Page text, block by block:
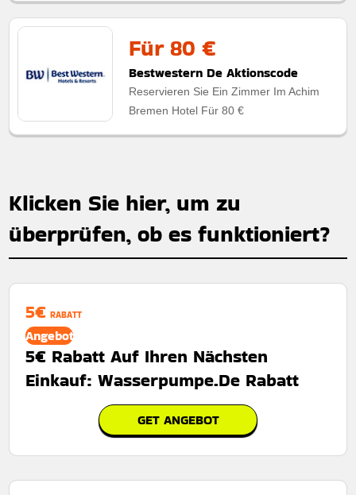
Für 80 €
Bestwestern De Aktionscode
Reservieren Sie Ein Zimmer Im Achim
Bremen Hotel Für 80 €
Klicken Sie hier, um zu
überprüfen, ob es funktioniert?
5€ RABATT
Angebot
5€ Rabatt Auf Ihren Nächsten
Einkauf: Wasserpumpe.De Rabatt
GET ANGEBOT